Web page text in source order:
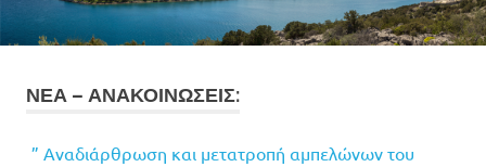
ΝΕΑ – ΑΝΑΚΟΙΝΩΣΕΙΣ:
” Αναδιάρθρωση και μετατροπή αμπελώνων του